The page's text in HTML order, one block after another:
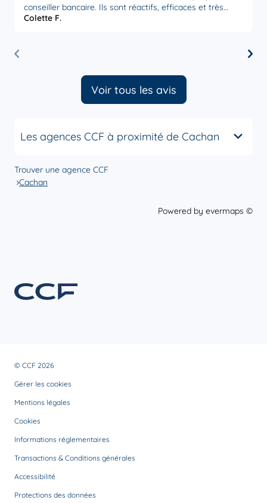
conseiller bancaire. Ils sont réactifs, efficaces et très
attentifs à nos besoins. Nous sommes très satisfaits par
Colette F.
Voir tous les avis
Les agences CCF à proximité de Cachan
Trouver une agence CCF
Cachan
Powered by evermaps ©
© CCF 2026
Gérer les cookies
Mentions légales
Cookies
Informations réglementaires
Transactions & Conditions générales
Accessibilité
Protections des données